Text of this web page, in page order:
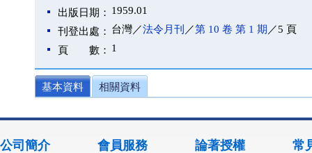
出版日期： 1959.01
刊登出處： 台灣／法令月刊 ／第 10 卷 第 1 期 ／5 頁
頁 數： 1
基本資料 相關資料
公司簡介 會員服務 論著授權 常